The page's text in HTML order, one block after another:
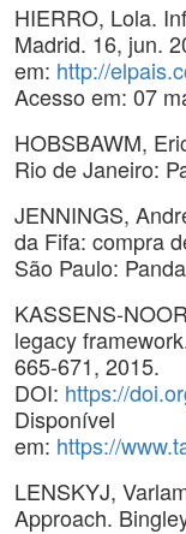
HIERRO, Lola.
Madrid. 16, jun.
em: http://
Acesso em: 07
HOBSBAWM,
Rio de Janeiro:
JENNINGS,
da Fifa: compra
São Paulo:
KASSENS-
legacy
665-671, 2015.
DOI: https://
Disponível
em: https://
LENSKYJ,
Approach.